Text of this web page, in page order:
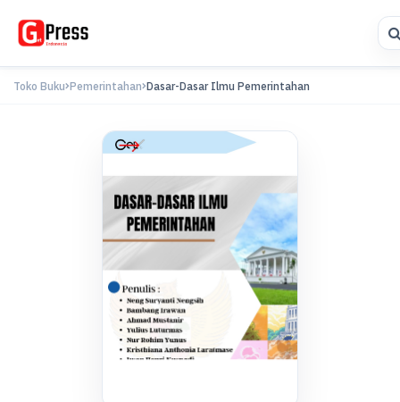
Toko Buku Pemerintahan Dasar-Dasar Ilmu Pemerintahan